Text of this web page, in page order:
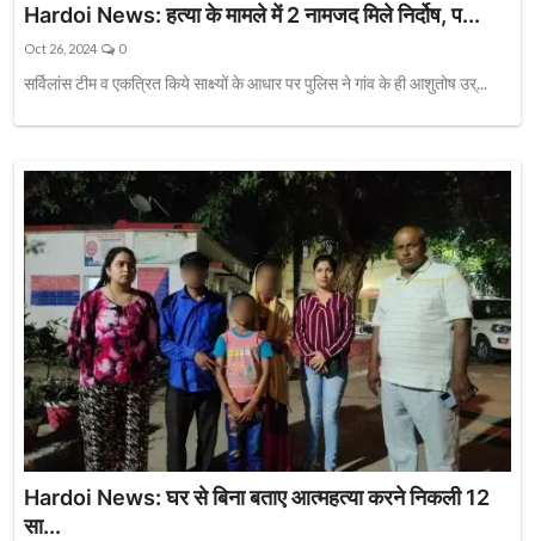
Hardoi News: हत्या के मामले में 2 नामजद मिले निर्दोष, प...
Oct 26, 2024 0
सर्विलांस टीम व एकत्रित किये साक्ष्यों के आधार पर पुलिस ने गांव के ही आशुतोष उर्...
Hardoi News: घर से बिना बताए आत्महत्या करने निकली 12
सा...